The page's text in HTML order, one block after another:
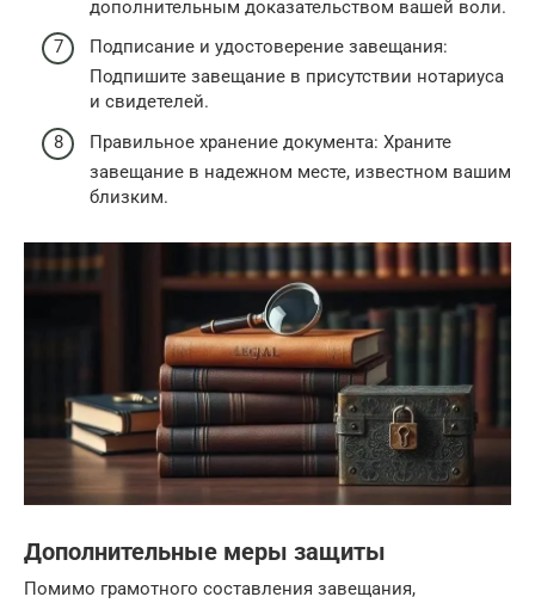
дополнительным доказательством вашей воли.
Подписание и удостоверение завещания:
Подпишите завещание в присутствии нотариуса
и свидетелей.
Правильное хранение документа: Храните
завещание в надежном месте, известном вашим
близким.
Дополнительные меры защиты
Помимо грамотного составления завещания,